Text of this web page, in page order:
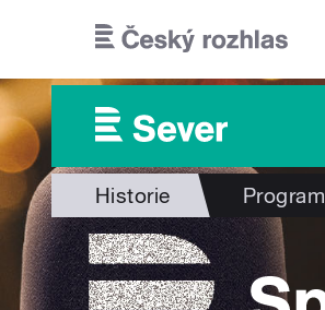
Historie Program